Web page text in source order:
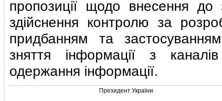
пропозицiї щодо внесення до
здiйснення контролю за
придбанням та
зняття iнформацiї з
одержання iнформацiї.
Президент України